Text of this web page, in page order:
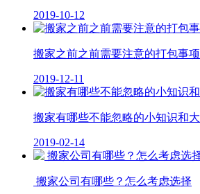
2019-10-12
搬家之前之前需要注意的打包事项
2019-12-11
搬家有哪些不能忽略的小知识和大
2019-02-14
​ 搬家公司有哪些？怎么考虑选择